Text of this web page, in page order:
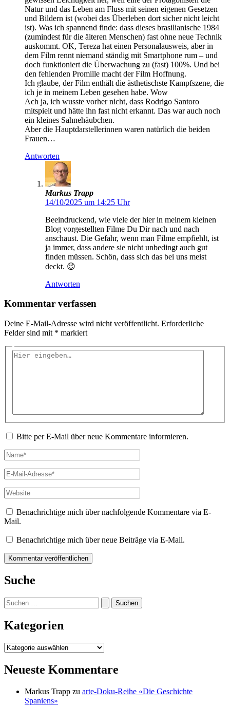
Natur und das Leben am Fluss mit seinen eigenen Gesetzen
und Bildern ist (wobei das Überleben dort sicher nicht leicht
ist). Was ich spannend finde: dass dieses brasilianische 1984
(zumindest für die älteren Menschen) fast ohne neue Technik
auskommt. OK, Tereza hat einen Personalausweis, aber in
dem Film rennt niemand ständig mit Smartphone rum – und
doch funktioniert die Überwachung zu (fast) 100%. Und bei
den fehlenden Promille macht der Film Hoffnung.
Ich glaube, der Film enthält die ästhetischste Kampfszene, die
ich je in meinem Leben gesehen habe. Wow
Ach ja, ich wusste vorher nicht, dass Rodrigo Santoro
mitspielt und hätte ihn fast nicht erkannt. Das war auch noch
ein kleines Sahnehäubchen.
Aber die Hauptdarstellerinnen waren natürlich die beiden
Frauen…
Antworten
Markus Trapp
14/10/2025 um 14:25 Uhr
Beeindruckend, wie viele der hier in meinem kleinen
Blog vorgestellten Filme Du Dir nach und nach
anschaust. Die Gefahr, wenn man Filme empfiehlt, ist
ja immer, dass andere sie nicht unbedingt auch gut
finden müssen. Schön, dass sich das bei uns meist
deckt. 😉
Antworten
Kommentar verfassen
Deine E-Mail-Adresse wird nicht veröffentlicht. Erforderliche
Felder sind mit * markiert
Hier
Bitte per E-Mail über neue Kommentare informieren.
Name*
E-
Mail-
Adresse*
Website
Benachrichtige mich über nachfolgende Kommentare via E-
Mail.
Benachrichtige mich über neue Beiträge via E-Mail.
Suche
Suchen
nach:
Kategorien
Kategorien
Neueste Kommentare
Markus Trapp zu arte-Doku-Reihe «Die Geschichte
Spaniens»